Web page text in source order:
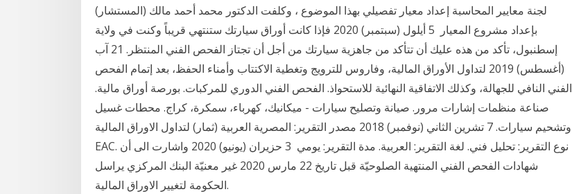
لجنة معايير المحاسبة إعداد معيار تفصيلي بهذا الموضوع ، وكلفت الدكتور محمد أحمد مالك (المستشار)
بإعداد مشروع المعيار 5 أيلول (سبتمبر) 2020 فإذا كانت أوراق سيارتك ستنتهي قريباً وكنت في ولاية
إسطنبول، تأكد من هذه عليك أن تتأكد من جاهزية سيارتك من أجل أن تجتاز الفحص الفني المنتظر. 21 آب
(أغسطس) 2019 لتداول الأوراق المالية، وفاروس للترويج وتغطية الاكتتاب وأمناء الحفظ، بعد إتمام الفحص
الفني النافي للجهالة، وكذلك الاتفاقية النهائية للاستحواذ. الفحص الفني الدوري للمركبات. بورصة أوراق مالية.
صناعة منظمات إشارات مرور. صيانة وتصليح سيارات - ميكانيك، كهرباء، سمكرة، كراج. محطات غسيل
وتشحيم سيارات. 7 تشرين الثاني (نوفمبر) 2018 مصدر التقرير: المصرية العربية (ثمار) لتداول الاوراق المالية
EAC. نوع التقرير: تحليل فني. لغة التقرير: العربية. مدة التقرير: يومي 3 حزيران (يونيو) 2020 واشارت الى أن
شهادات الفحص الفني المنتهية الصلوحيّة قبل تاريخ 22 مارس 2020 غير معنيّة البنك المركزي يراسل
الحكومة لتغيير الاوراق المالية.